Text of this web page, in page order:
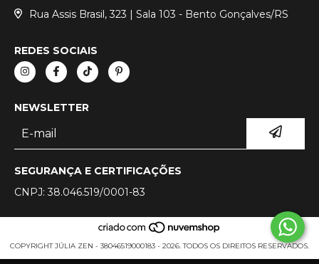
Rua Assis Brasil, 323 | Sala 103 - Bento Gonçalves/RS
REDES SOCIAIS
NEWSLETTER
SEGURANÇA E CERTIFICAÇÕES
CNPJ: 38.046.519/0001-83
COPYRIGHT JÚLIA ZEN - 38046519000183 - 2026. TODOS OS DIREITOS RESERVADOS.